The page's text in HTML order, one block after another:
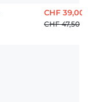
CHF 39,00
CHF 47,50